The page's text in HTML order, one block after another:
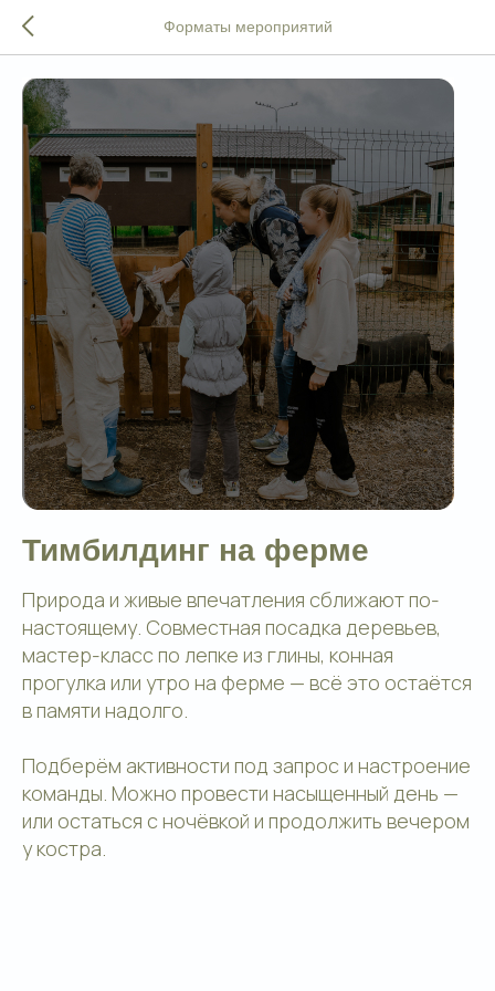
Форматы мероприятий
Тимбилдинг на ферме
Природа и живые впечатления сближают по-
настоящему. Совместная посадка деревьев,
мастер-класс по лепке из глины, конная
прогулка или утро на ферме — всё это остаётся
в памяти надолго.
Подберём активности под запрос и настроение
команды. Можно провести насыщенный день —
или остаться с ночёвкой и продолжить вечером
у костра.